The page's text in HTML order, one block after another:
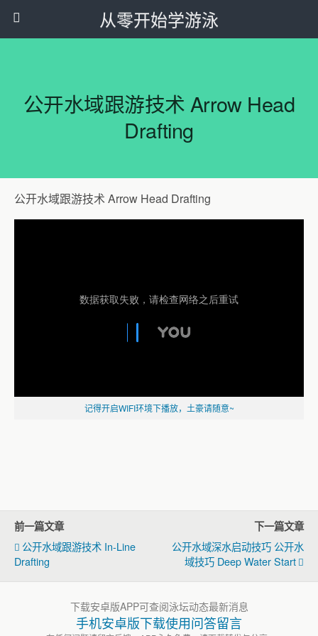
从零开始学游泳
公开水域跟游技术 Arrow Head
Drafting
公开水域跟游技术 Arrow Head Drafting
记得开启WIFI环境下播放，土豪请随意~
前一篇文章
公开水域跟游技术 In-Line
Drafting
下一篇文章
公开水域深水启动技巧 公开水
域技巧 Deep Water Start
下载安卓版APP可查阅泳坛动态最新消息
手机安卓版下载使用问答留言